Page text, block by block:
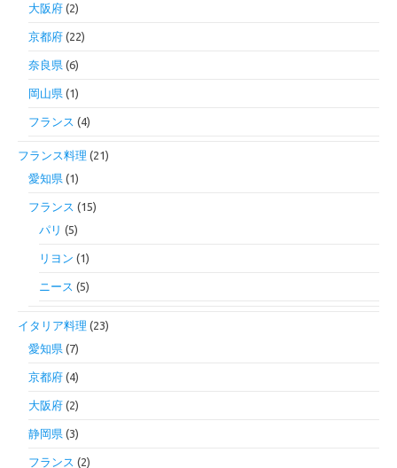
大阪府 (2)
京都府 (22)
奈良県 (6)
岡山県 (1)
フランス (4)
フランス料理 (21)
愛知県 (1)
フランス (15)
パリ (5)
リヨン (1)
ニース (5)
イタリア料理 (23)
愛知県 (7)
京都府 (4)
大阪府 (2)
静岡県 (3)
フランス (2)